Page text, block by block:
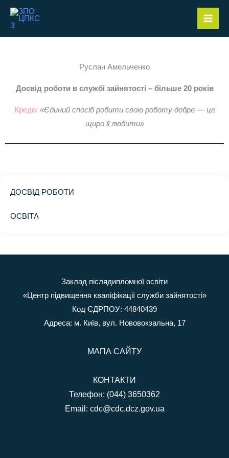
Перейти
Руслан Амельченко
Досвід роботи в службі зайнятості – більше 20 років
Кредо: «Єдиний спосіб робити свою роботу добре — це
щиро її любити»
ДОСВІД РОБОТИ
ОСВІТА
Заклад післядипломної освіти
«Центр підвищення кваліфікації служби зайнятості»
Код ЄДРПОУ: 44840439
Адреса: м. Київ, вул. Нововокзальна, 17
МАПА САЙТУ
КОНТАКТИ
Телефон: (044) 3650362
Email: cdc@cdc.dcz.gov.ua